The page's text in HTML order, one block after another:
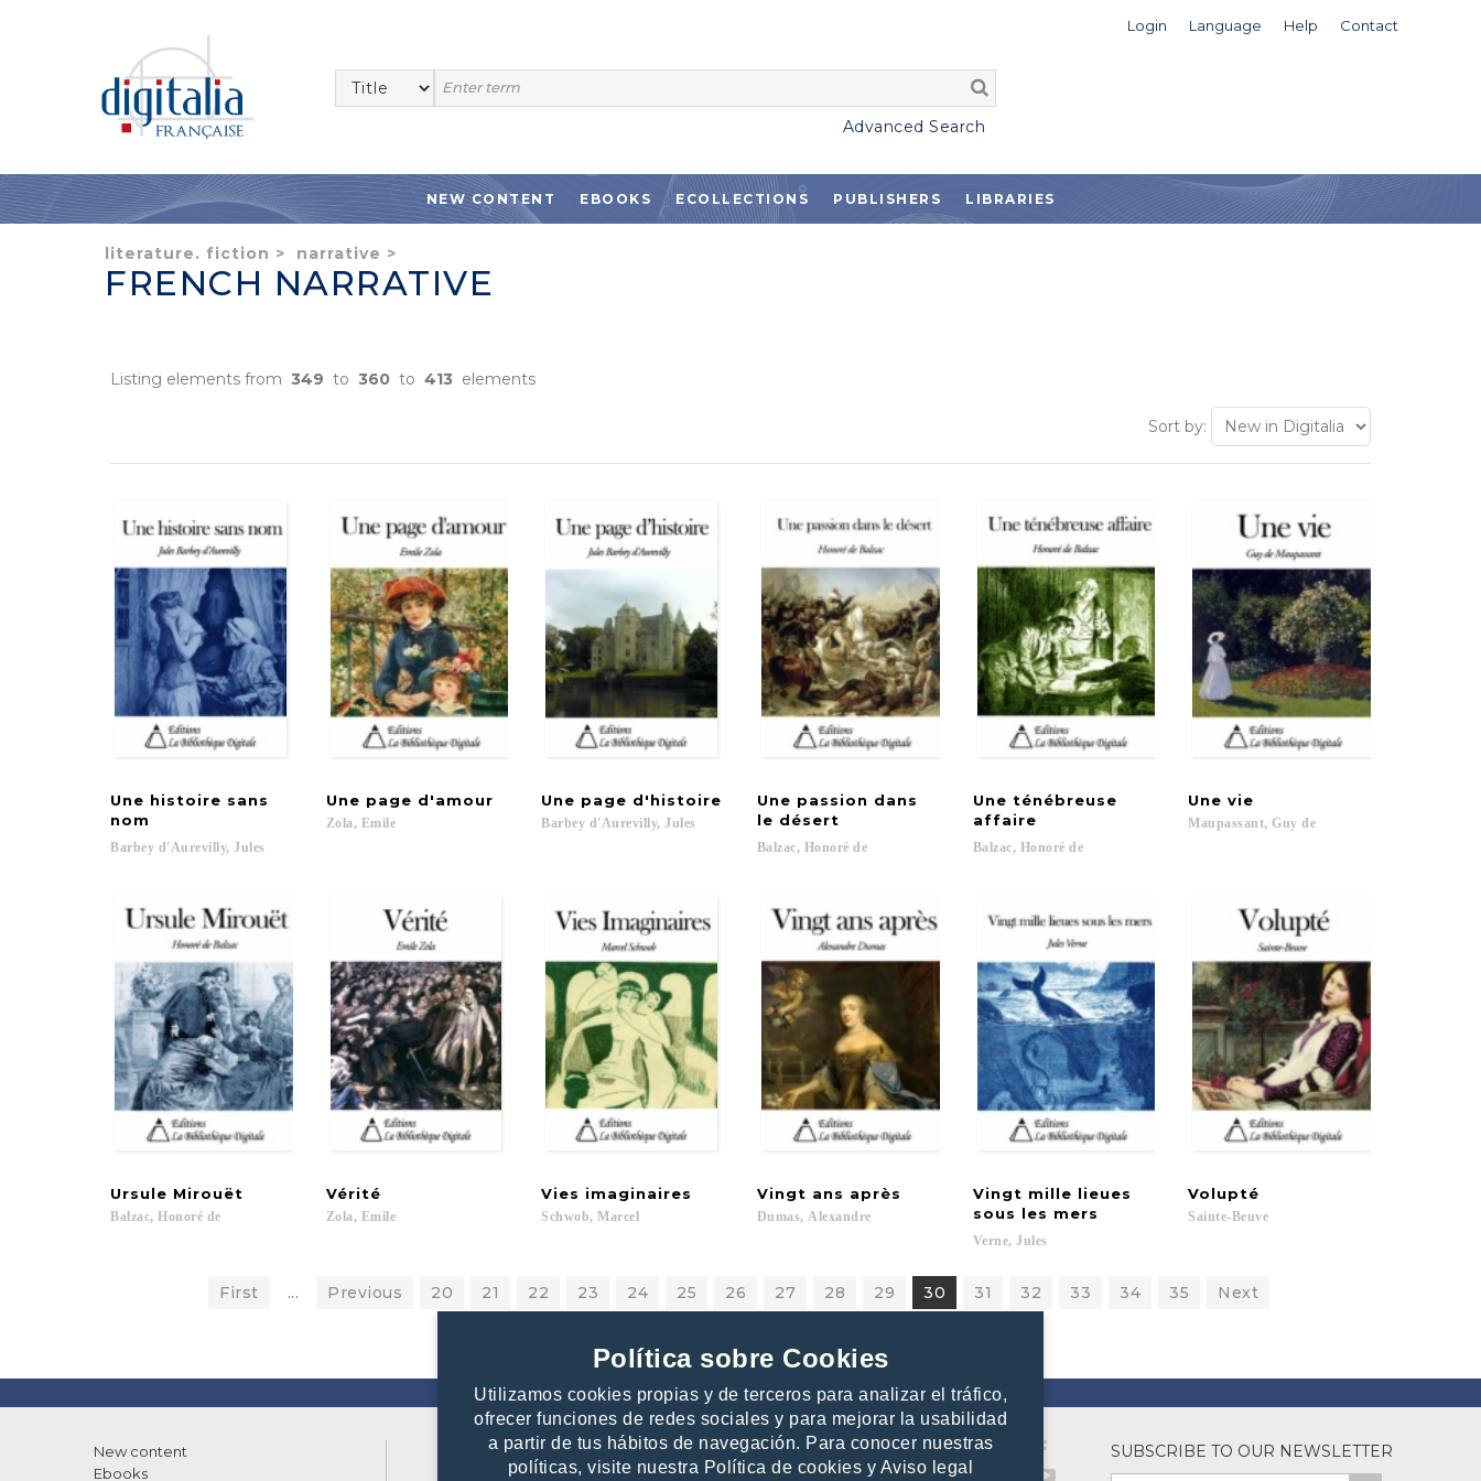
Política sobre Cookies
Utilizamos cookies propias y de terceros para analizar el tráfico,
ofrecer funciones de redes sociales y para mejorar la usabilidad
a partir de tus hábitos de navegación. Para conocer nuestras
políticas, visite nuestra Política de cookies y Aviso legal
Login Language Help Contact
Advanced Search
NEW CONTENT EBOOKS ECOLLECTIONS PUBLISHERS LIBRARIES
literature. fiction > narrative >
FRENCH NARRATIVE
Listing elements from 349 to 360 to 413 elements
Sort by:
Une histoire sans
nom
Barbey d'Aurevilly, Jules
Une page d'amour
Zola, Emile
Une page d'histoire
Barbey d'Aurevilly, Jules
Une passion dans
le désert
Balzac, Honoré de
Une ténébreuse
affaire
Balzac, Honoré de
Une vie
Maupassant, Guy de
Ursule Mirouët
Balzac, Honoré de
Vérité
Zola, Emile
Vies imaginaires
Schwob, Marcel
Vingt ans après
Dumas, Alexandre
Vingt mille lieues
sous les mers
Verne, Jules
Volupté
Sainte-Beuve
First ... Previous 20 21 22 23 24 25 26 27 28 29 30 31 32 33 34 35 Next
New content
Ebooks
List of publishers
What we offer to publishers
Contacto
Help
SUBSCRIBE TO OUR NEWSLETTER